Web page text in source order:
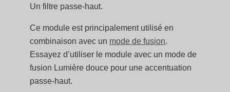
Un filtre passe-haut.
Ce module est principalement utilisé en
combinaison avec un mode de fusion.
Essayez d’utiliser le module avec un mode de
fusion Lumière douce pour une accentuation
passe-haut.